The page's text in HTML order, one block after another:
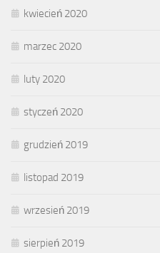
kwiecień 2020
marzec 2020
luty 2020
styczeń 2020
grudzień 2019
listopad 2019
wrzesień 2019
sierpień 2019